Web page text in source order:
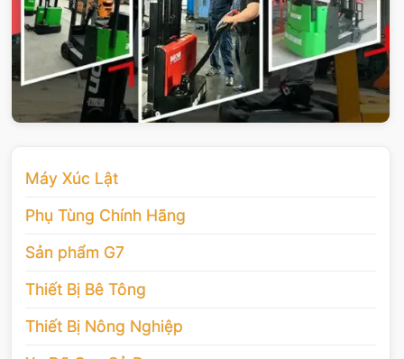
Máy Xúc Lật
Phụ Tùng Chính Hãng
Sản phẩm G7
Thiết Bị Bê Tông
Thiết Bị Nông Nghiệp